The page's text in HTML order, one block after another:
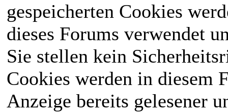
gespeicherten Cookies
dieses Forums verwendet
Sie stellen kein
Cookies werden in diesem
Anzeige bereits gelesener